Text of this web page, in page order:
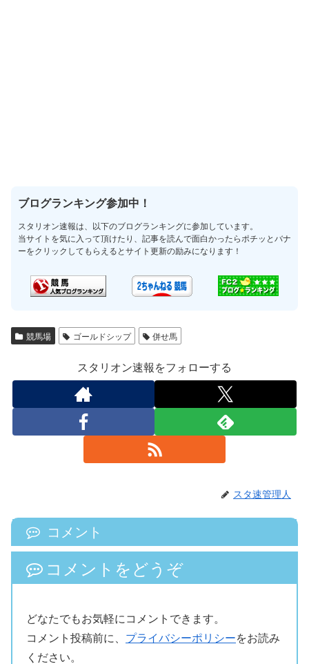
ブログランキング参加中！
スタリオン速報は、以下のブログランキングに参加しています。
当サイトを気に入って頂けたり、記事を読んで面白かったらポチッとバナ
ーをクリックしてもらえるとサイト更新の励みになります！
競馬場 ゴールドシップ 併せ馬
スタリオン速報をフォローする
スタ速管理人
コメント
コメントをどうぞ
どなたでもお気軽にコメントできます。
コメント投稿前に、 プライバシーポリシーをお読み
ください。